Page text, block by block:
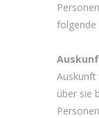
folgende
Auskunft
über sie